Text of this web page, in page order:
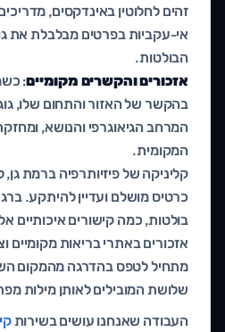
זהים לחלוטין באינדקסים,
אי-עקביות בפרטים מבלבלת את
הבולטות.
אזכורים והקשרים מקומיים:
בהקשר של האזור והתחום שלו,
המרחב הגיאוגרפי והנושא,
המקומית.
קליניקה של פיזיותרפיה ברמת
כרטיס מושלם ועדיין להיתקע.
בולטות, כמה קישורים איכותיים
אזכורים באתרי בריאות מקומיים
מתחיל לטפס בהדרגה מהמקום
שלושת המובילים לאותן מילות
העבודה שאנחנו עושים בשירות